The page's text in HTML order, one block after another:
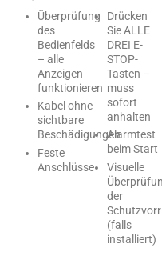
Überprüfung
des
Bedienfelds
– alle
Anzeigen
funktionieren
Kabel ohne
sichtbare
Beschädigungen
Feste
Anschlüsse
Drücken
Sie ALLE
DREI E-
STOP-
Tasten –
muss
sofort
anhalten
Alarmtest
beim Start
Visuelle
der
(falls
installiert)